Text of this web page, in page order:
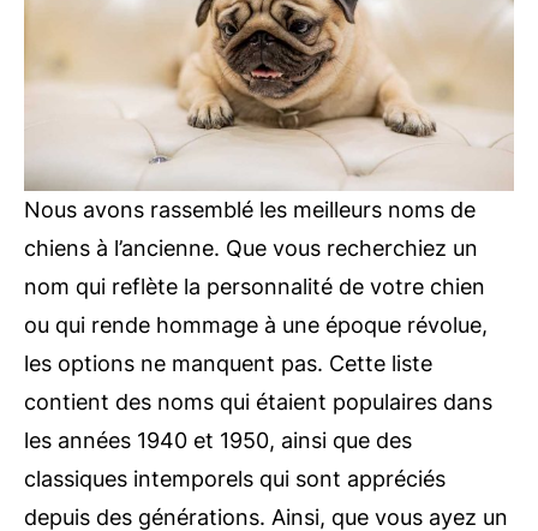
Nous avons rassemblé les meilleurs noms de
chiens à l’ancienne. Que vous recherchiez un
nom qui reflète la personnalité de votre chien
ou qui rende hommage à une époque révolue,
les options ne manquent pas. Cette liste
contient des noms qui étaient populaires dans
les années 1940 et 1950, ainsi que des
classiques intemporels qui sont appréciés
depuis des générations. Ainsi, que vous ayez un